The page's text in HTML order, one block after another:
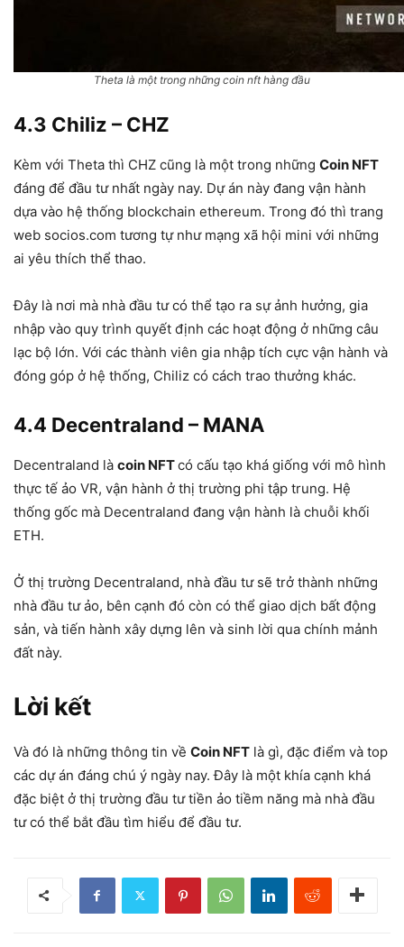
Theta là một trong những coin nft hàng đầu
4.3 Chiliz – CHZ
Kèm với Theta thì CHZ cũng là một trong những Coin NFT
đáng để đầu tư nhất ngày nay. Dự án này đang vận hành
dựa vào hệ thống blockchain ethereum. Trong đó thì trang
web socios.com tương tự như mạng xã hội mini với những
ai yêu thích thể thao.
Đây là nơi mà nhà đầu tư có thể tạo ra sự ảnh hưởng, gia
nhập vào quy trình quyết định các hoạt động ở những câu
lạc bộ lớn. Với các thành viên gia nhập tích cực vận hành và
đóng góp ở hệ thống, Chiliz có cách trao thưởng khác.
4.4 Decentraland – MANA
Decentraland là coin NFTcó cấu tạo khá giống với mô hình
thực tế ảo VR, vận hành ở thị trường phi tập trung. Hệ
thống gốc mà Decentraland đang vận hành là chuỗi khối
ETH.
Ở thị trường Decentraland, nhà đầu tư sẽ trở thành những
nhà đầu tư ảo, bên cạnh đó còn có thể giao dịch bất động
sản, và tiến hành xây dựng lên và sinh lời qua chính mảnh
đất này.
Lời kết
Và đó là những thông tin về Coin NFT là gì, đặc điểm và top
các dự án đáng chú ý ngày nay. Đây là một khía cạnh khá
đặc biệt ở thị trường đầu tư tiền ảo tiềm năng mà nhà đầu
tư có thể bắt đầu tìm hiểu để đầu tư.